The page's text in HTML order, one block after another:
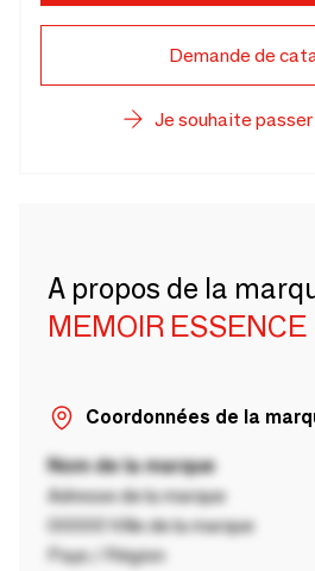
Demande de
Je souhaite
A propos de la
MEMOIR ESSENCE
Coordonnées de la
Nom de la marque
Adresse de la marque
00000 Ville de la marque
Pays / Région